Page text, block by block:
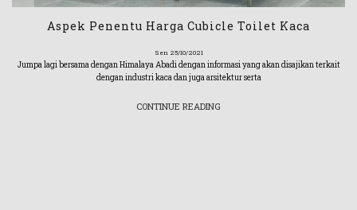
Aspek Penentu Harga Cubicle Toilet Kaca
Sen 25/10/2021
Jumpa lagi bersama dengan Himalaya Abadi dengan informasi yang akan disajikan terkait
dengan industri kaca dan juga arsitektur serta
CONTINUE READING